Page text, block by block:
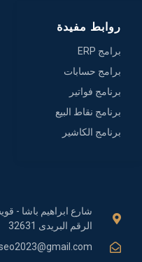
شارع ابراهيم باشا -
الرقم البريدى 32631
روابط مفيدة
برامج ERP
برامج حسابات
برنامج فواتير
برنامج نقاط البيع
برنامج الكاشير